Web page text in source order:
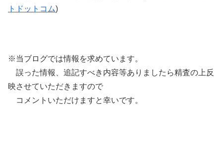
トドットコム)
※当ブログでは情報を求めています。
誤った情報、追記すべき内容等ありましたら精査の上反
映させていただきますので
コメントいただけますと幸いです。